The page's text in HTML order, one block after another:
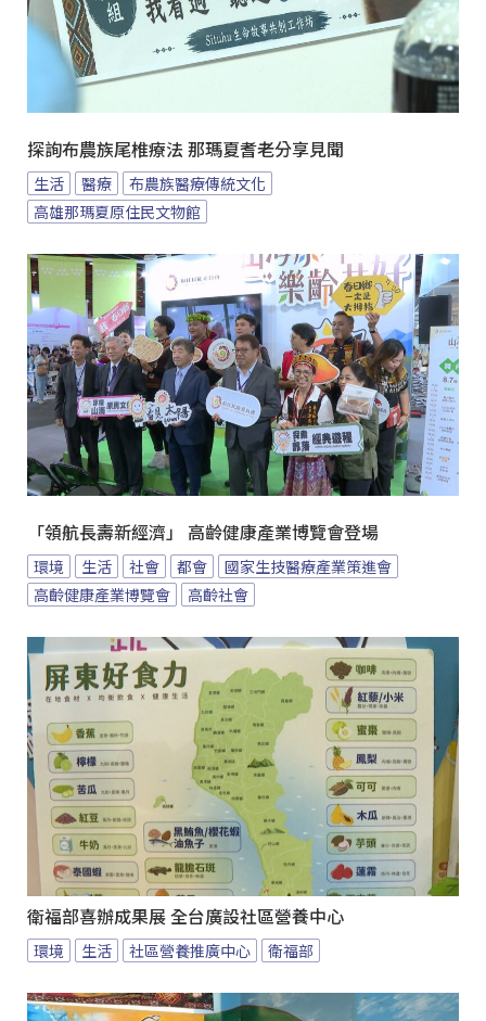
探詢布農族尾椎療法 那瑪夏耆老分享見聞
生活 醫療
布農族醫療傳統文化
高雄那瑪夏原住民文物館
「領航長壽新經濟」 高齡健康產業博覽會登場
環境 生活 社會 都會
國家生技醫療產業策進會
高齡健康產業博覽會
高齡社會
衛福部喜辦成果展 全台廣設社區營養中心
環境 生活 社區營養推廣中心 衛福部